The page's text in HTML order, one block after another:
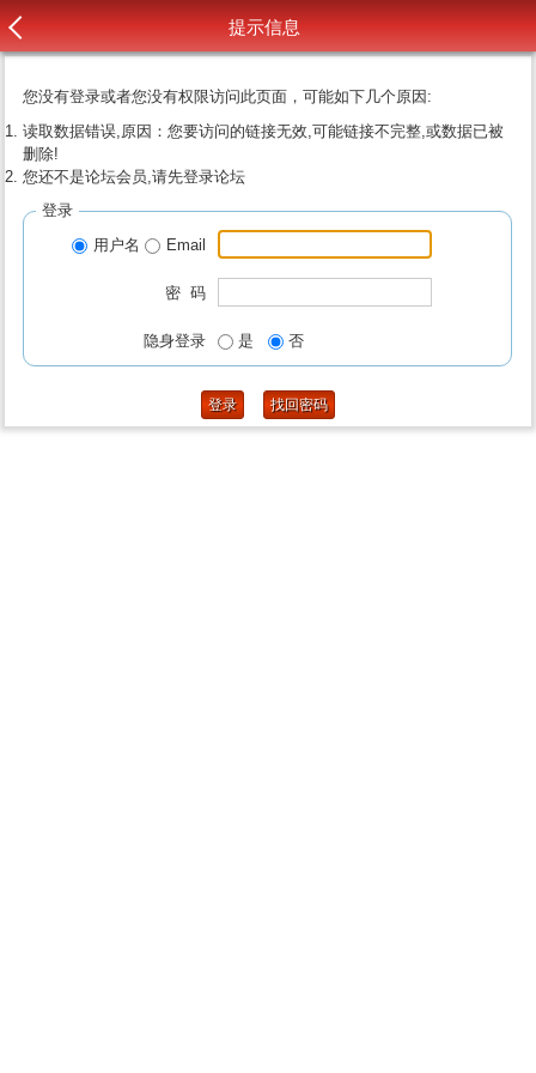
提示信息
您没有登录或者您没有权限访问此页面，可能如下几个原因:
读取数据错误,原因：您要访问的链接无效,可能链接不完整,或数据已被
删除!
您还不是论坛会员,请先登录论坛
登录
用户名
Email
密 码
隐身登录 是 否